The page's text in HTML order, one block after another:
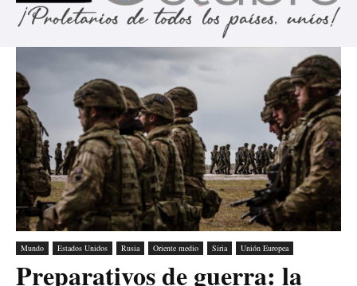
Mundo Estados Unidos Rusia Oriente medio Siria Unión Europea
Preparativos de guerra: la